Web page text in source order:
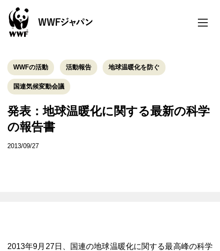
toggle
WWFの活動 活動報告 地球温暖化を防ぐ
国連気候変動会議
発表：地球温暖化に関する最新の科学
の報告書
2013/09/27
2013年9月27日、国連の地球温暖化に関する最高峰の科学